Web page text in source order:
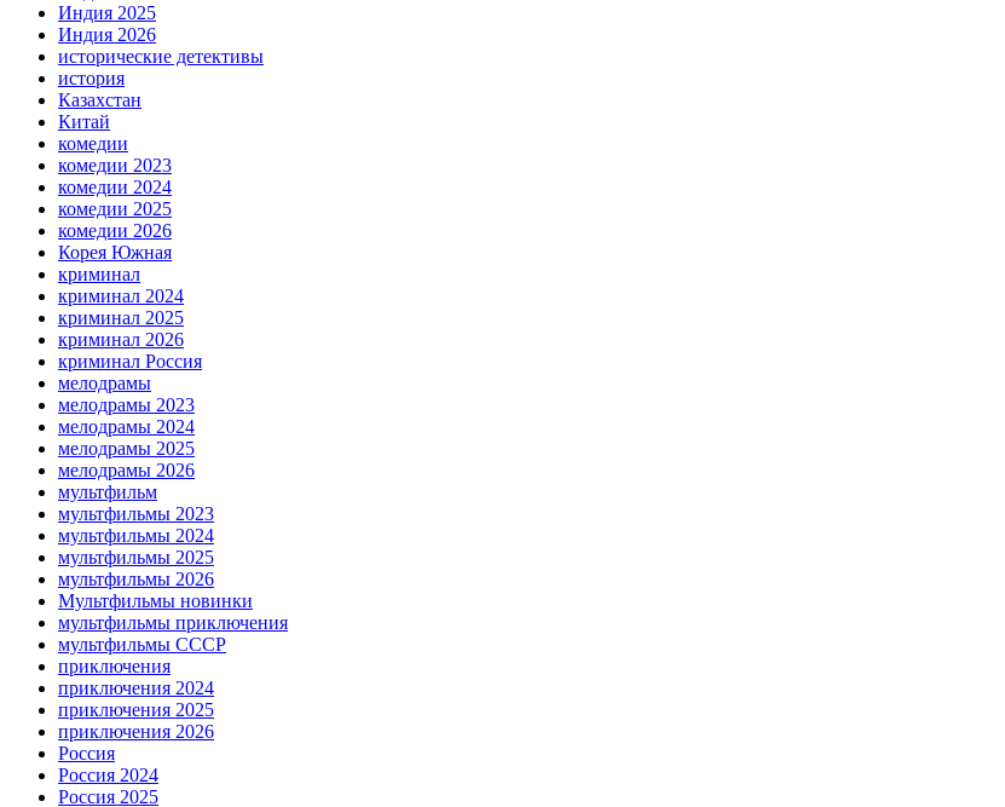
Индия 2025
Индия 2026
исторические детективы
история
Казахстан
Китай
комедии
комедии 2023
комедии 2024
комедии 2025
комедии 2026
Корея Южная
криминал
криминал 2024
криминал 2025
криминал 2026
криминал Россия
мелодрамы
мелодрамы 2023
мелодрамы 2024
мелодрамы 2025
мелодрамы 2026
мультфильм
мультфильмы 2023
мультфильмы 2024
мультфильмы 2025
мультфильмы 2026
Мультфильмы новинки
мультфильмы приключения
мультфильмы СССР
приключения
приключения 2024
приключения 2025
приключения 2026
Россия
Россия 2024
Россия 2025